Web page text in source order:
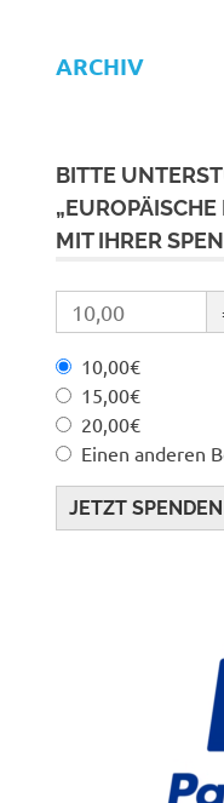
ARCHIV
BITTE
„EUROPÄISCHE
MIT IHRER
10,00€
15,00€
20,00€
Einen anderen
JETZT SPENDEN